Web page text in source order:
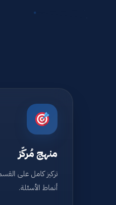
منهج مُركّز
تركيز كامل على
أنماط الأسئلة.